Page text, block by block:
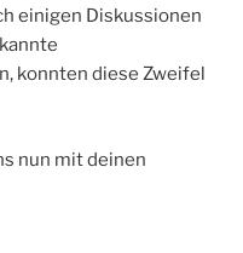
einigen Diskussionen
konnten diese Zweifel
nun mit deinen